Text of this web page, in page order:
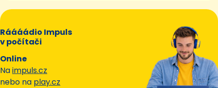
Ráááádio Impuls
v počítači
Online
Naimpuls.cz
nebo na play.cz